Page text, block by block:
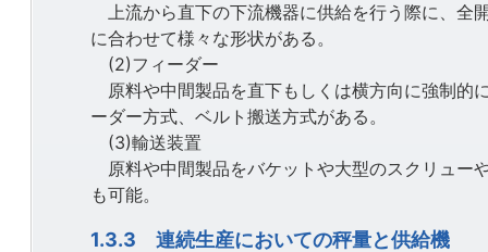
上流から直下の下流機器に供給を行う際に、全
に合わせて様々な形状がある。
(2)フィーダー
原料や中間製品を直下もしくは横方向に強制的
ーダー方式、ベルト搬送方式がある。
(3)輸送装置
原料や中間製品をバケットや大型のスクリュー
も可能。
1.3.3 連続生産においての秤量と供給機